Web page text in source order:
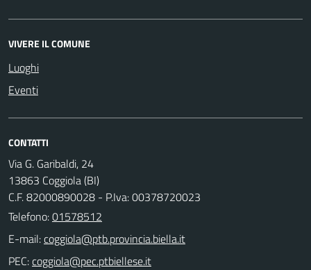
VIVERE IL COMUNE
Luoghi
Eventi
CONTATTI
Via G. Garibaldi, 24
13863 Coggiola (BI)
C.F. 82000890028 - P.Iva: 00378720023
Telefono:01578512
E-mail:
PEC: